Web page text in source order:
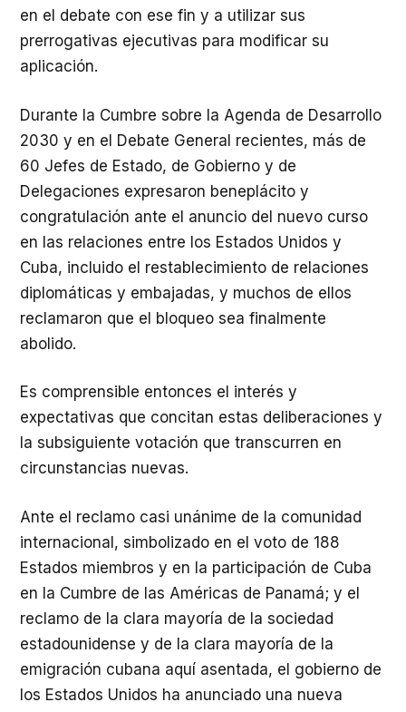
en el debate con ese fin y a utilizar sus
prerrogativas ejecutivas para modificar su
aplicación.
Durante la Cumbre sobre la Agenda de Desarrollo
2030 y en el Debate General recientes, más de
60 Jefes de Estado, de Gobierno y de
Delegaciones expresaron beneplácito y
congratulación ante el anuncio del nuevo curso
en las relaciones entre los Estados Unidos y
Cuba, incluido el restablecimiento de relaciones
diplomáticas y embajadas, y muchos de ellos
reclamaron que el bloqueo sea finalmente
abolido.
Es comprensible entonces el interés y
expectativas que concitan estas deliberaciones y
la subsiguiente votación que transcurren en
circunstancias nuevas.
Ante el reclamo casi unánime de la comunidad
internacional, simbolizado en el voto de 188
Estados miembros y en la participación de Cuba
en la Cumbre de las Américas de Panamá; y el
reclamo de la clara mayoría de la sociedad
estadounidense y de la clara mayoría de la
emigración cubana aquí asentada, el gobierno de
los Estados Unidos ha anunciado una nueva